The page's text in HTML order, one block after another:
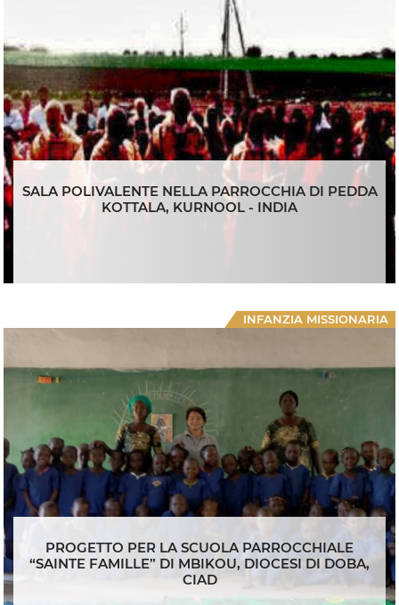
SALA POLIVALENTE NELLA PARROCCHIA DI PEDDA
KOTTALA, KURNOOL - INDIA
INFANZIA MISSIONARIA
PROGETTO PER LA SCUOLA PARROCCHIALE
“SAINTE FAMILLE” DI MBIKOU, DIOCESI DI DOBA,
CIAD